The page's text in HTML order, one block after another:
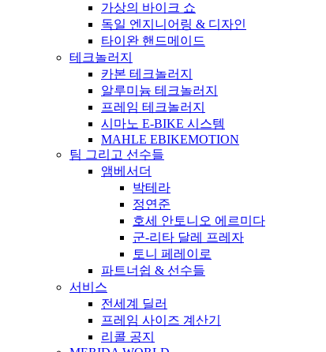
가상의 바이크 쇼
독일 엔지니어링 & 디자인
타이완 핸드메이드
테크놀러지
카본 테크놀러지
알루미늄 테크놀러지
프레임 테크놀러지
시마노 E-BIKE 시스템
MAHLE EBIKEMOTION
팀 그리고 선수들
앰베서더
박테라
정연준
호세 안토니오 에르미다
군-리타 달레 프레자
토니 페레이로
파트너쉽 & 선수들
서비스
전세계 딜러
프레임 사이즈 계산기
리콜 공지